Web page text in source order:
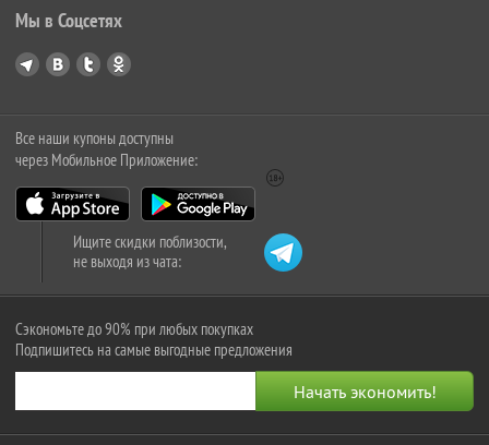
Мы в Соцсетях
Все наши купоны доступны
через Мобильное Приложение:
Ищите скидки поблизости,
не выходя из чата:
Сэкономьте до 90% при любых покупках
Подпишитесь на самые выгодные предложения